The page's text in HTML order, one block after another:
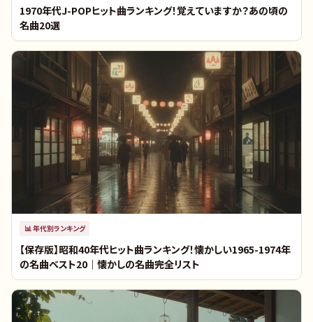
1970年代J-POPヒット曲ランキング！覚えていますか？あの頃の
名曲20選
📊 年代別ランキング
【保存版】昭和40年代ヒット曲ランキング！懐かしい1965-1974年
の名曲ベスト20｜懐かしの名曲完全リスト